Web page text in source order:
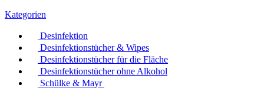
Kategorien
Desinfektion
Desinfektionstücher & Wipes
Desinfektionstücher für die Fläche
Desinfektionstücher ohne Alkohol
Schülke & Mayr